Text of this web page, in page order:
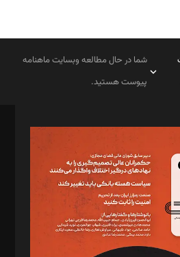
شما در حال مطالعه وبسایت ماهنامه
پیوست هستید.
رجبی
ایپکچی